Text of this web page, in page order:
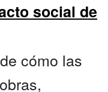
social de
cómo las